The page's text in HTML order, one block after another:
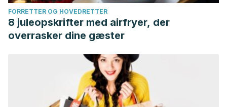
FORRETTER OG HOVEDRETTER
8 juleopskrifter med airfryer, der
overrasker dine gæster